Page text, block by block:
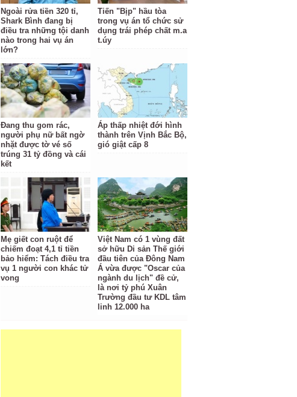
Ngoài rửa tiền 320 tỉ,
Shark Bình đang bị
điều tra những tội danh
nào trong hai vụ án
lớn?
Tiến "Bịp" hầu tòa
trong vụ án tổ chức sử
dụng trái phép chất m.a
t.úy
Đang thu gom rác,
người phụ nữ bất ngờ
nhặt được tờ vé số
trúng 31 tỷ đồng và cái
kết
Áp thấp nhiệt đới hình
thành trên Vịnh Bắc Bộ,
gió giật cấp 8
Mẹ giết con ruột để
chiếm đoạt 4,1 tỉ tiền
bảo hiểm: Tách điều tra
vụ 1 người con khác tử
vong
Việt Nam có 1 vùng đất
sở hữu Di sản Thế giới
đầu tiên của Đông Nam
Á vừa được "Oscar của
ngành du lịch" đề cử,
là nơi tỷ phú Xuân
Trường đầu tư KDL tâm
linh 12.000 ha